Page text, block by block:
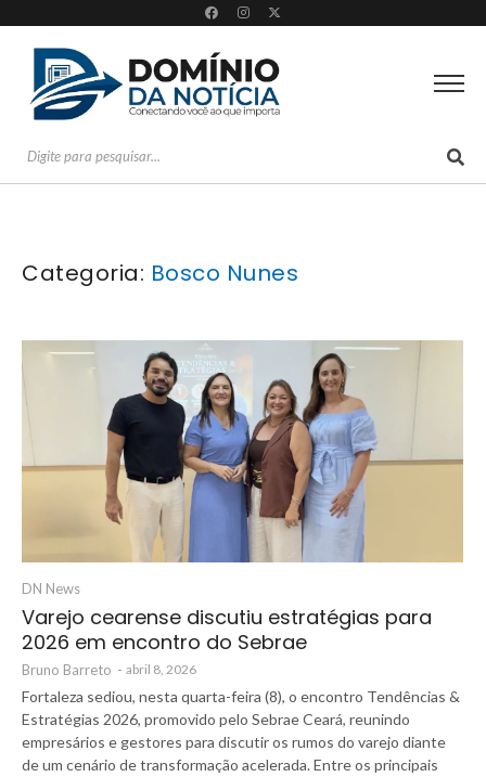
Categoria: Bosco Nunes
DN News
Varejo cearense discutiu estratégias para
2026 em encontro do Sebrae
Bruno Barreto - abril 8, 2026
Fortaleza sediou, nesta quarta-feira (8), o encontro Tendências &
Estratégias 2026, promovido pelo Sebrae Ceará, reunindo
empresários e gestores para discutir os rumos do varejo diante
de um cenário de transformação acelerada. Entre os principais